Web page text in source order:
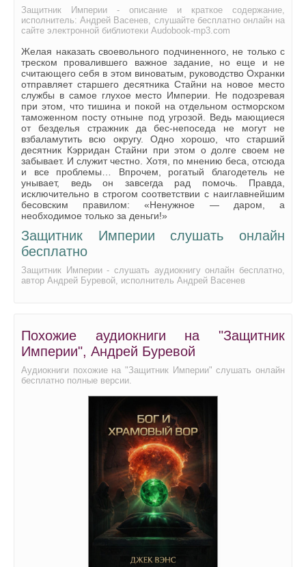
Защитник Империи - описание и краткое содержание,
исполнитель: Андрей Васенев, слушайте бесплатно онлайн на
сайте электронной библиотеки Audobook-mp3.com
Желая наказать своевольного подчиненного, не только с
треском провалившего важное задание, но еще и не
считающего себя в этом виноватым, руководство Охранки
отправляет старшего десятника Стайни на новое место
службы в самое глухое место Империи. Не подозревая
при этом, что тишина и покой на отдельном остморском
таможенном посту отныне под угрозой. Ведь мающиеся
от безделья стражник да бес-непоседа не могут не
взбаламутить всю округу. Одно хорошо, что старший
десятник Кэрридан Стайни при этом о долге своем не
забывает. И служит честно. Хотя, по мнению беса, отсюда
и все проблемы… Впрочем, рогатый благодетель не
унывает, ведь он завсегда рад помочь. Правда,
исключительно в строгом соответствии с наиглавнейшим
бесовским правилом: «Ненужное — даром, а
необходимое только за деньги!»
Защитник Империи слушать онлайн
бесплатно
Защитник Империи - слушать аудиокнигу онлайн бесплатно,
автор Андрей Буревой, исполнитель Андрей Васенев
Похожие аудиокниги на "Защитник
Империи", Андрей Буревой
Аудиокниги похожие на "Защитник Империи" слушать онлайн
бесплатно полные версии.